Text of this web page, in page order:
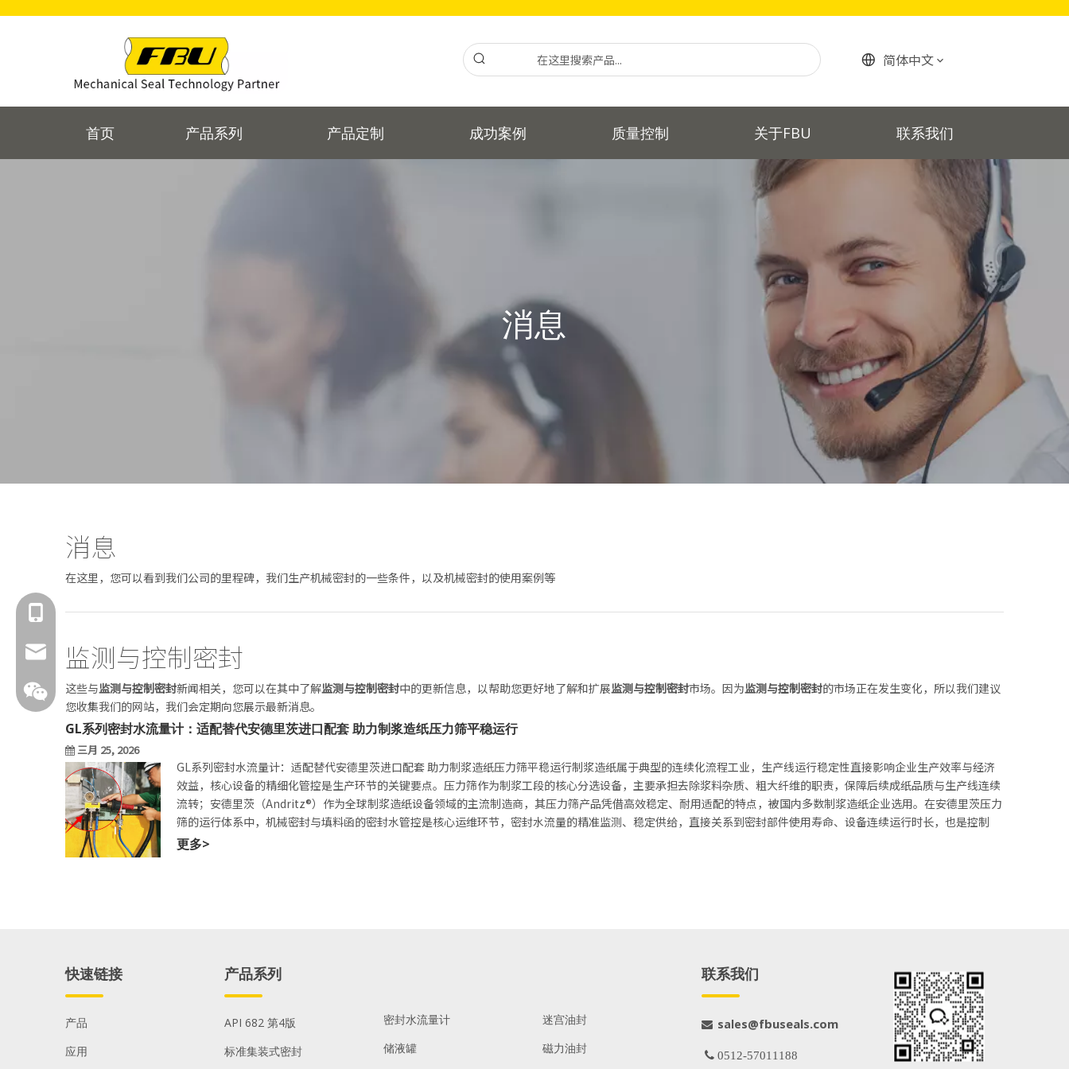
简体中文
首页 产品系列 产品定制 成功案例 质量控制 关于FBU 联系我们
消息
消息
在这里，您可以看到我们公司的里程碑，我们生产机械密封的一些条件，以及机械密封的使用案例等
监测与控制密封
这些与监测与控制密封新闻相关，您可以在其中了解监测与控制密封中的更新信息，以帮助您更好地了解和扩展监测与控制密封市场。因为监测与控制密封的市场正在发生变化，所以我们建议
您收集我们的网站，我们会定期向您展示最新消息。
GL系列密封水流量计：适配替代安德里茨进口配套 助力制浆造纸压力筛平稳运行
三月 25, 2026
GL系列密封水流量计：适配替代安德里茨进口配套 助力制浆造纸压力筛平稳运行制浆造纸属于典型的连续化流程工业，生产线运行稳定性直接影响企业生产效率与经济
效益，核心设备的精细化管控是生产环节的关键要点。压力筛作为制浆工段的核心分选设备，主要承担去除浆料杂质、粗大纤维的职责，保障后续成纸品质与生产线连续
流转；安德里茨（Andritz®）作为全球制浆造纸设备领域的主流制造商，其压力筛产品凭借高效稳定、耐用适配的特点，被国内多数制浆造纸企业选用。在安德里茨压力
筛的运行体系中，机械密封与填料函的密封水管控是核心运维环节，密封水流量的精准监测、稳定供给，直接关系到密封部件使用寿命、设备连续运行时长，也是控制
更多>
快速链接
产品
应用
产品系列
API 682 第4版
标准集装式密封
密封水流量计
储液罐
迷宫油封
磁力油封
联系我们
 sales@fbuseals.com
 0512-57011188
18601429519
sales@fbuseals.com
fbuseal